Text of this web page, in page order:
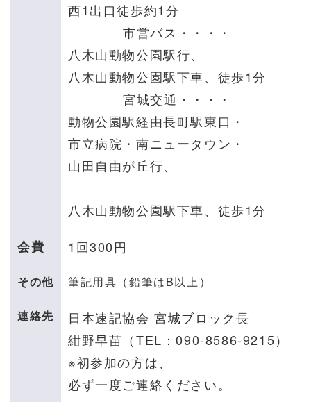
西1出口徒歩約1分
市営バス・・・・
八木山動物公園駅行、
八木山動物公園駅下車、徒歩1分
宮城交通・・・・
動物公園駅経由長町駅東口・
市立病院・南ニュータウン・
山田自由が丘行、
八木山動物公園駅下車、徒歩1分
会費 1回300円
その他 筆記用具（鉛筆はB以上）
連絡先
日本速記協会 宮城ブロック長
紺野早苗（TEL：090-8586-9215）
※初参加の方は、
必ず一度ご連絡ください。